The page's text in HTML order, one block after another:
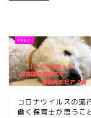
コロナウイルスの流
働く保育士が思うこ